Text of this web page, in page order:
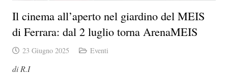
Il cinema all’aperto nel giardino del MEIS
di Ferrara: dal 2 luglio torna ArenaMEIS
23 Giugno 2025 Eventi
di R.I